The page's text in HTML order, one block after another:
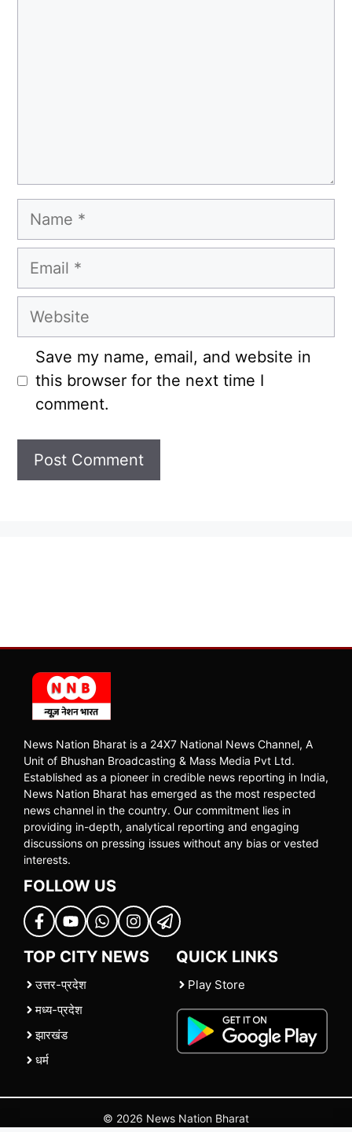
Name
Email
Website
Save my name, email, and website in
this browser for the next time I
comment.
News Nation Bharat is a 24X7 National News Channel, A
Unit of Bhushan Broadcasting & Mass Media Pvt Ltd.
Established as a pioneer in credible news reporting in India,
News Nation Bharat has emerged as the most respected
news channel in the country. Our commitment lies in
providing in-depth, analytical reporting and engaging
discussions on pressing issues without any bias or vested
interests.
FOLLOW US
TOP CITY NEWS
उत्तर-प्रदेश
मध्य-प्रदेश
झारखंड
धर्म
QUICK LINKS
Play Store
© 2026 News Nation Bharat